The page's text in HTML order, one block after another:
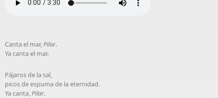
Canta el mar,Pilar.
Ya canta el mar.
Pájaros de la sal,
picos de espuma de la eternidad.
Ya canta,Pilar.